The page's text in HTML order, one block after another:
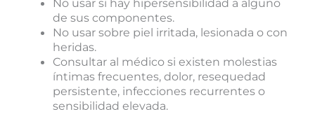
No usar si hay hipersensibilidad a alguno
de sus componentes.
No usar sobre piel irritada, lesionada o con
heridas.
Consultar al médico si existen molestias
íntimas frecuentes, dolor, resequedad
persistente, infecciones recurrentes o
sensibilidad elevada.